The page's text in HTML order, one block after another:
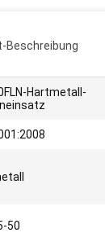
Beschreibung
Hartmetall-
50